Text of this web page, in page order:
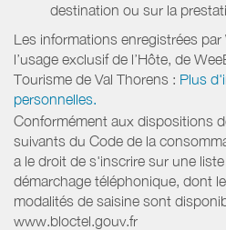
destination ou sur la
Les informations enregistrées
l’usage exclusif de l’Hôte, de
Tourisme de Val Thorens : Plus
personnelles.
Conformément aux dispositions
suivants du Code de la
a le droit de s'inscrire sur une
démarchage téléphonique, dont
modalités de saisine sont
www.bloctel.gouv.fr